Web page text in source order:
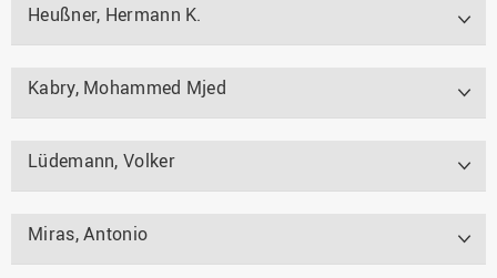
Heußner, Hermann K.
Kabry, Mohammed Mjed
Lüdemann, Volker
Miras, Antonio